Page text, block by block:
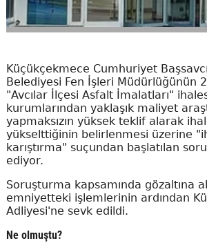
Küçükçekmece Cumhuriyet
Belediyesi Fen İşleri Müdürlüğünün
"Avcılar İlçesi Asfalt İmalatları"
kurumlarından yaklaşık maliyet
yapmaksızın yüksek teklif alarak
yükselttiğinin belirlenmesi üzerine
karıştırma" suçundan başlatılan
ediyor.
Soruşturma kapsamında gözaltına
emniyetteki işlemlerinin ardından
Adliyesi'ne sevk edildi.
Ne olmuştu?